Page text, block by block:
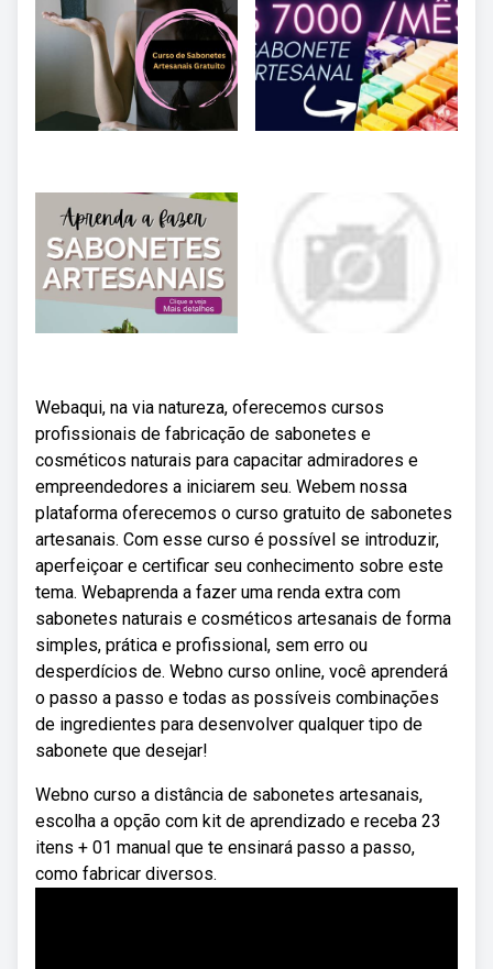
Webaqui, na via natureza, oferecemos cursos
profissionais de fabricação de sabonetes e
cosméticos naturais para capacitar admiradores e
empreendedores a iniciarem seu. Webem nossa
plataforma oferecemos o curso gratuito de sabonetes
artesanais. Com esse curso é possível se introduzir,
aperfeiçoar e certificar seu conhecimento sobre este
tema. Webaprenda a fazer uma renda extra com
sabonetes naturais e cosméticos artesanais de forma
simples, prática e profissional, sem erro ou
desperdícios de. Webno curso online, você aprenderá
o passo a passo e todas as possíveis combinações
de ingredientes para desenvolver qualquer tipo de
sabonete que desejar!
Webno curso a distância de sabonetes artesanais,
escolha a opção com kit de aprendizado e receba 23
itens + 01 manual que te ensinará passo a passo,
como fabricar diversos.